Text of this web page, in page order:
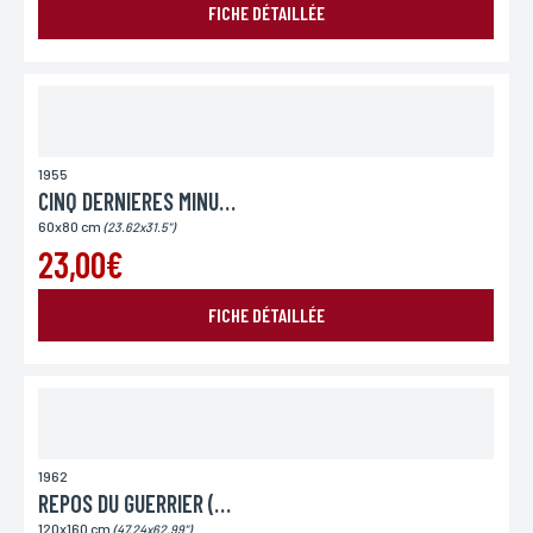
*Champs obligatoires
Conformément à la loi «informatique et Libertés» du 06,01,1978 modifié en 2004, vous pouvez
FICHE DÉTAILLÉE
1955
CINQ DERNIERES MINUTES (LES)
60x80 cm (23.62x31.5")
23,00€
FICHE DÉTAILLÉE
1962
REPOS DU GUERRIER (LE)
120x160 cm (47.24x62.99")